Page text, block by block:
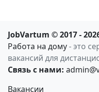
JobVartum © 2017 -
Работа на дому- это
вакансий для
Связь с нами:
Вакансии